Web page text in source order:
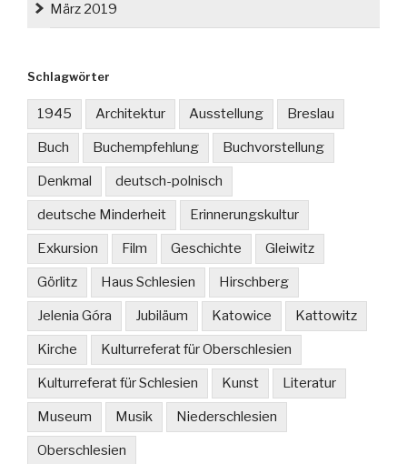
März 2019
Schlagwörter
1945 Architektur Ausstellung Breslau
Buch Buchempfehlung Buchvorstellung
Denkmal deutsch-polnisch
deutsche Minderheit Erinnerungskultur
Exkursion Film Geschichte Gleiwitz
Görlitz Haus Schlesien Hirschberg
Jelenia Góra Jubiläum Katowice Kattowitz
Kirche Kulturreferat für Oberschlesien
Kulturreferat für Schlesien Kunst Literatur
Museum Musik Niederschlesien
Oberschlesien